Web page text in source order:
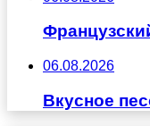
06.08.2026
Вкусное